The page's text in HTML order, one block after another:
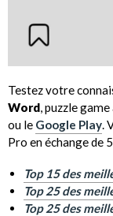
Testez votre
Word, puzzle
ou le Google Play.
Pro en échange de
Top 15 des
Top 25 des
Top 25 des